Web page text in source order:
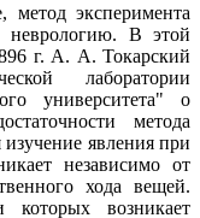
метод эксперимента
неврологию. В этой
г. А. А. Токарский
лаборатории
университета" о
метода
явления при
независимо от
хода вещей.
которых возникает